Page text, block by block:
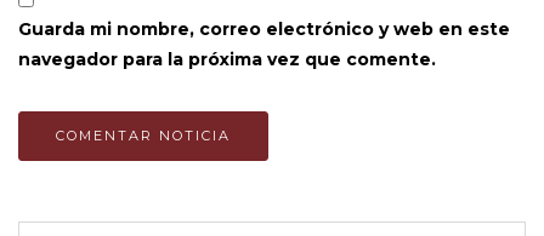
Guarda mi nombre, correo electrónico y web en este
navegador para la próxima vez que comente.